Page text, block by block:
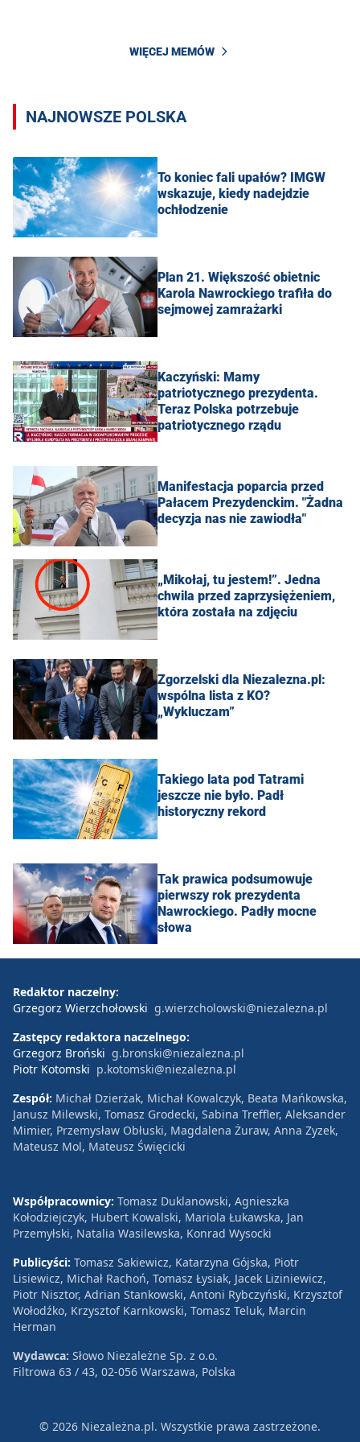
WIĘCEJ MEMÓW
NAJNOWSZE POLSKA
To koniec fali upałów? IMGW
wskazuje, kiedy nadejdzie
ochłodzenie
Plan 21. Większość obietnic
Karola Nawrockiego trafiła do
sejmowej zamrażarki
Kaczyński: Mamy
patriotycznego prezydenta.
Teraz Polska potrzebuje
patriotycznego rządu
Manifestacja poparcia przed
Pałacem Prezydenckim. "Żadna
decyzja nas nie zawiodła"
„Mikołaj, tu jestem!”. Jedna
chwila przed zaprzysiężeniem,
która została na zdjęciu
Zgorzelski dla Niezalezna.pl:
wspólna lista z KO?
„Wykluczam”
Takiego lata pod Tatrami
jeszcze nie było. Padł
historyczny rekord
Tak prawica podsumowuje
pierwszy rok prezydenta
Nawrockiego. Padły mocne
słowa
Redaktor naczelny:
Grzegorz Wierzchołowski g.wierzcholowski@niezalezna.pl
Zastępcy redaktora naczelnego:
Grzegorz Broński g.bronski@niezalezna.pl
Piotr Kotomski p.kotomski@niezalezna.pl
Zespół: Michał Dzierżak, Michał Kowalczyk, Beata Mańkowska,
Janusz Milewski, Tomasz Grodecki, Sabina Treffler, Aleksander
Mimier, Przemysław Obłuski, Magdalena Żuraw, Anna Zyzek,
Mateusz Mol, Mateusz Święcicki
Współpracownicy: Tomasz Duklanowski, Agnieszka
Kołodziejczyk, Hubert Kowalski, Mariola Łukawska, Jan
Przemyłski, Natalia Wasilewska, Konrad Wysocki
Publicyści: Tomasz Sakiewicz, Katarzyna Gójska, Piotr
Lisiewicz, Michał Rachoń, Tomasz Łysiak, Jacek Liziniewicz,
Piotr Nisztor, Adrian Stankowski, Antoni Rybczyński, Krzysztof
Wołodźko, Krzysztof Karnkowski, Tomasz Teluk, Marcin
Herman
Wydawca: Słowo Niezależne Sp. z o.o.
Filtrowa 63 / 43, 02-056 Warszawa, Polska
© 2026 Niezależna.pl. Wszystkie prawa zastrzeżone.